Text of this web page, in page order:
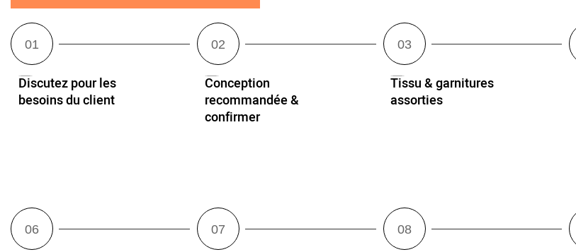
Discutez pour les
besoins du client
Conception
recommandée &
confirmer
Tissu & garnitures
assorties